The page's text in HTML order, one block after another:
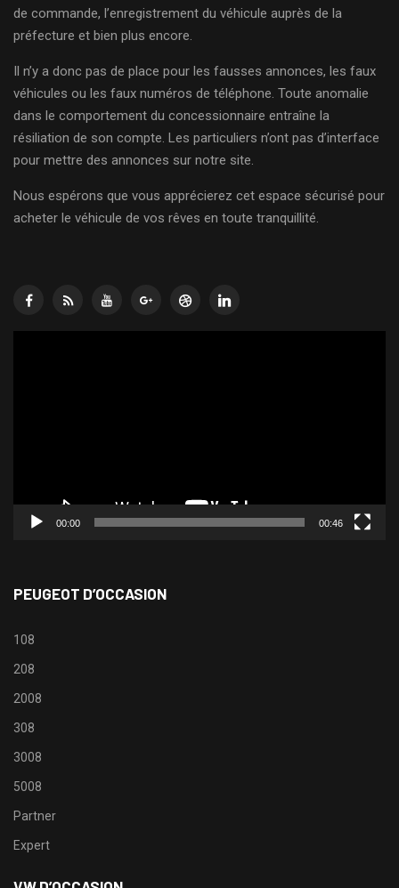
de commande, l’enregistrement du véhicule auprès de la
préfecture et bien plus encore.
Il n’y a donc pas de place pour les fausses annonces, les faux
véhicules ou les faux numéros de téléphone. Toute anomalie
dans le comportement du concessionnaire entraîne la
résiliation de son compte. Les particuliers n’ont pas d’interface
pour mettre des annonces sur notre site.
Nous espérons que vous apprécierez cet espace sécurisé pour
acheter le véhicule de vos rêves en toute tranquillité.
00:00 00:46
PEUGEOT D’OCCASION
108
208
2008
308
3008
5008
Partner
Expert